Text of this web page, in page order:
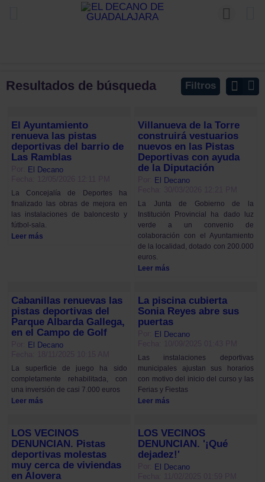
Filtros
Resultados de búsqueda
El Ayuntamiento
renueva las pistas
deportivas del barrio de
Las Ramblas
El Decano
La Concejalía de Deportes ha
finalizado las obras de mejora en
las instalaciones de baloncesto y
fútbol-sala.
Leer más
Villanueva de la Torre
construirá vestuarios
nuevos en las Pistas
Deportivas con ayuda
de la Diputación
El Decano
La Junta de Gobierno de la
Institución Provincial ha dado luz
verde a un convenio de
colaboración con el Ayuntamiento
de la localidad, dotado con 200.000
euros.
Leer más
Cabanillas renuevas las
pistas deportivas del
Parque Albarda Gallega,
en el Campo de Golf
El Decano
La superficie de juego ha sido
completamente rehabilitada, con
una inversión de casi 7.000 euros
Leer más
La piscina cubierta
Sonia Reyes abre sus
puertas
El Decano
Las instalaciones deportivas
municipales ajustan sus horarios
con motivo del inicio del curso y las
Ferias y Fiestas
Leer más
LOS VECINOS
DENUNCIAN. Pistas
deportivas molestas
muy cerca de viviendas
en Alovera
LOS VECINOS
DENUNCIAN. '¡Qué
dejadez!'
El Decano